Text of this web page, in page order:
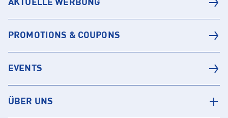
AKTUELLE WERBUNG
PROMOTIONS & COUPONS
EVENTS
ÜBER UNS